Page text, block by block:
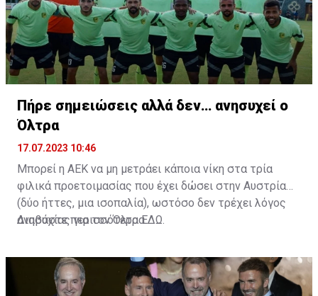
Πήρε σημειώσεις αλλά δεν… ανησυχεί ο
Όλτρα
17.07.2023 10:46
Μπορεί η ΑΕΚ να μη μετράει κάποια νίκη στα τρία
φιλικά προετοιμασίας που έχει δώσει στην Αυστρία
(δύο ήττες, μια ισοπαλία), ωστόσο δεν τρέχει λόγος
ανησυχίας για τον Όλτρα.
Διαβάστε περισσότεραΕΔΩ.